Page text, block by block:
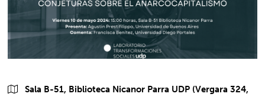
Sala B-51, Biblioteca Nicanor Parra UDP (Vergara 324,